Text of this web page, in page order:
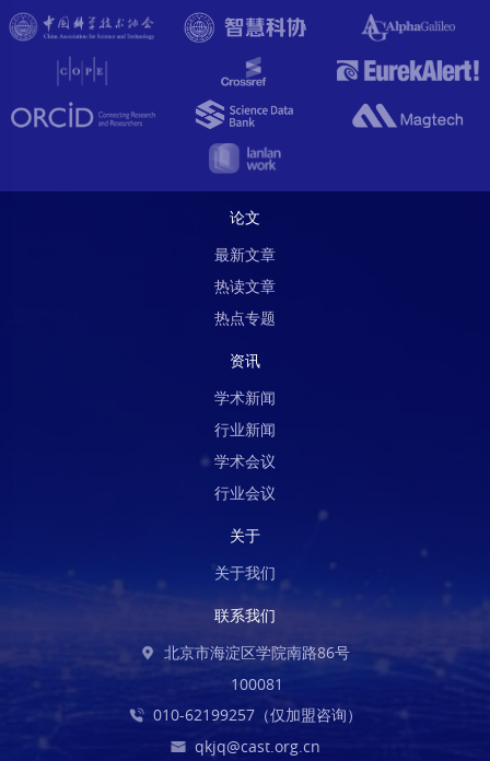
论文
最新文章
热读文章
热点专题
资讯
学术新闻
行业新闻
学术会议
行业会议
关于
关于我们
联系我们
北京市海淀区学院南路86号
100081
010-62199257（仅加盟咨询）
qkjq@cast.org.cn